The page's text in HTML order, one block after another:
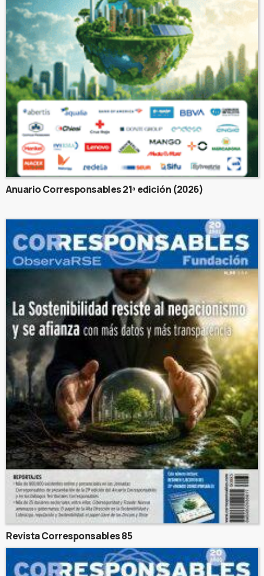
Anuario Corresponsables 21ª edición (2026)
Revista Corresponsables 85